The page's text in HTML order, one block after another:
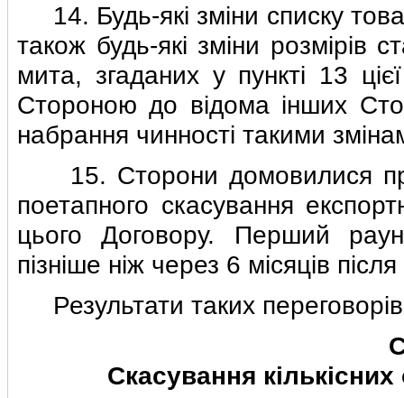
14. Будь-якi змiни списку
також будь-якi змiни розмiрiв
мита, згаданих у пунктi 13
Стороною до вiдома iнших
набрання чинностi такими
15. Сторони домовилися
поетапного скасування
цього Договору. Перший
пiзнiше нiж через 6 мiсяцiв
Результати таких
Скасування